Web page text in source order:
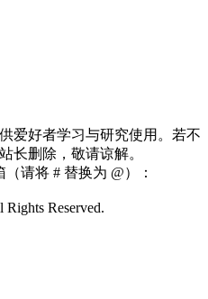
爱好者学习与研究使用。若不
长删除，敬请谅解。
请将 # 替换为 @）：
Rights Reserved.